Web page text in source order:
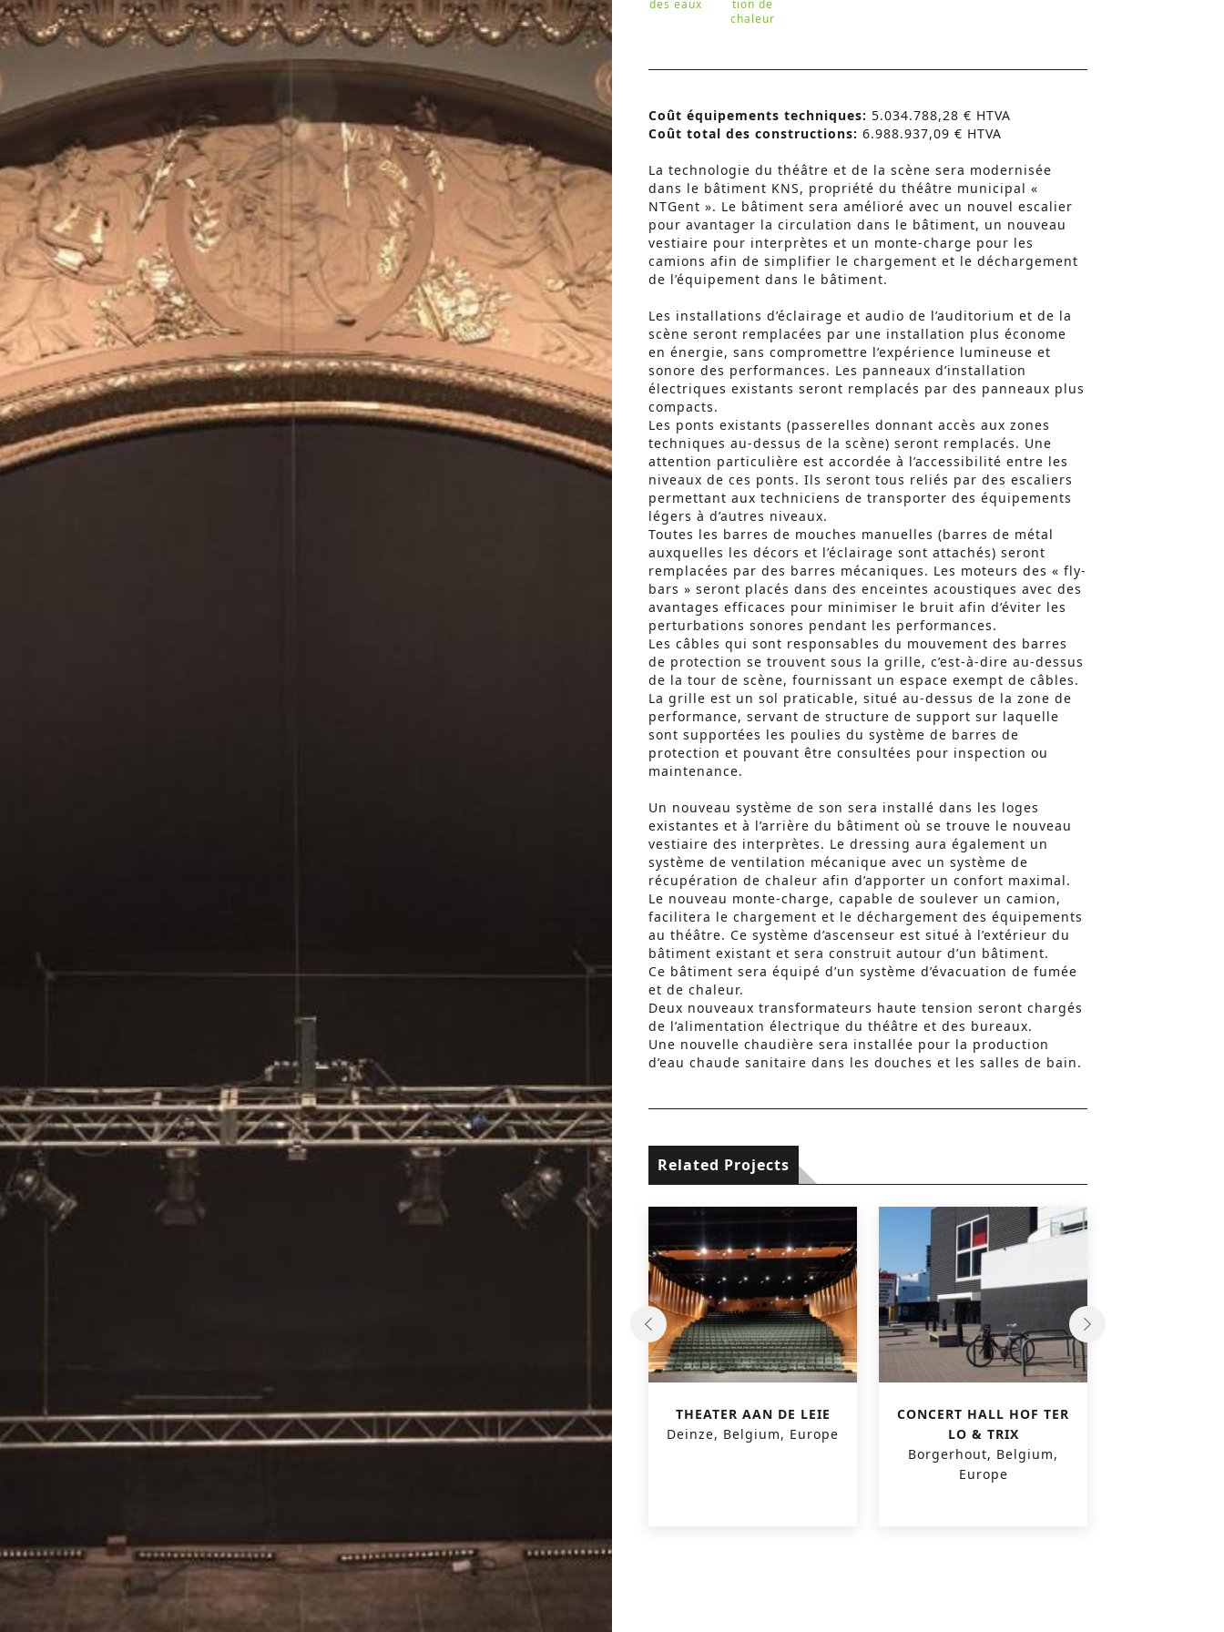
des eaux
tion de
chaleur
Coût équipements techniques: 5.034.788,28 € HTVA
Coût total des constructions: 6.988.937,09 € HTVA
La technologie du théâtre et de la scène sera modernisée
dans le bâtiment KNS, propriété du théâtre municipal «
NTGent ». Le bâtiment sera amélioré avec un nouvel escalier
pour avantager la circulation dans le bâtiment, un nouveau
vestiaire pour interprètes et un monte-charge pour les
camions afin de simplifier le chargement et le déchargement
de l’équipement dans le bâtiment.
Les installations d’éclairage et audio de l’auditorium et de la
scène seront remplacées par une installation plus économe
en énergie, sans compromettre l’expérience lumineuse et
sonore des performances. Les panneaux d’installation
électriques existants seront remplacés par des panneaux plus
compacts.
Les ponts existants (passerelles donnant accès aux zones
techniques au-dessus de la scène) seront remplacés. Une
attention particulière est accordée à l’accessibilité entre les
niveaux de ces ponts. Ils seront tous reliés par des escaliers
permettant aux techniciens de transporter des équipements
légers à d’autres niveaux.
Toutes les barres de mouches manuelles (barres de métal
auxquelles les décors et l’éclairage sont attachés) seront
remplacées par des barres mécaniques. Les moteurs des « fly-
bars » seront placés dans des enceintes acoustiques avec des
avantages efficaces pour minimiser le bruit afin d’éviter les
perturbations sonores pendant les performances.
Les câbles qui sont responsables du mouvement des barres
de protection se trouvent sous la grille, c’est-à-dire au-dessus
de la tour de scène, fournissant un espace exempt de câbles.
La grille est un sol praticable, situé au-dessus de la zone de
performance, servant de structure de support sur laquelle
sont supportées les poulies du système de barres de
protection et pouvant être consultées pour inspection ou
maintenance.
Un nouveau système de son sera installé dans les loges
existantes et à l’arrière du bâtiment où se trouve le nouveau
vestiaire des interprètes. Le dressing aura également un
système de ventilation mécanique avec un système de
récupération de chaleur afin d’apporter un confort maximal.
Le nouveau monte-charge, capable de soulever un camion,
facilitera le chargement et le déchargement des équipements
au théâtre. Ce système d’ascenseur est situé à l’extérieur du
bâtiment existant et sera construit autour d’un bâtiment.
Ce bâtiment sera équipé d’un système d’évacuation de fumée
et de chaleur.
Deux nouveaux transformateurs haute tension seront chargés
de l’alimentation électrique du théâtre et des bureaux.
Une nouvelle chaudière sera installée pour la production
d’eau chaude sanitaire dans les douches et les salles de bain.
Related Projects
BIBLIOTHEQUE
Blankenberge, Belgium,
“HET PERRON”
Ypres, Belgium, Europe
THEATER AAN DE LEIE
Deinze, Belgium, Europe
CONCERT HALL HOF TER
LO & TRIX
Borgerhout, Belgium,
Europe